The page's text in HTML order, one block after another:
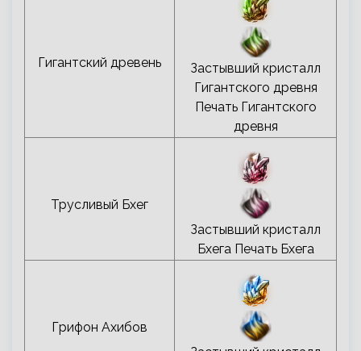
Гигантский древень
Застывший кристалл
Гигантского древня
Печать Гигантского
древня
Трусливый Бхег
Застывший кристалл
Бхега Печать Бхега
Грифон Ахибов